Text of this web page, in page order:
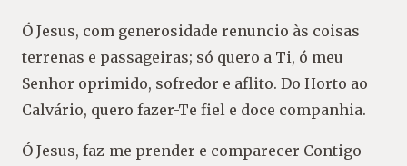
Ó Jesus, com generosidade renuncio às coisas
terrenas e passageiras; só quero a Ti, ó meu
Senhor oprimido, sofredor e aflito. Do Horto ao
Calvário, quero fazer-Te fiel e doce companhia.
Ó Jesus, faz-me prender e comparecer Contigo